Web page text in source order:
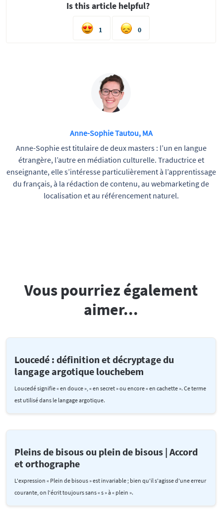
Is this article helpful?
1 0
Anne-Sophie Tautou, MA
Anne-Sophie est titulaire de deux masters : l’un en langue
étrangère, l’autre en médiation culturelle. Traductrice et
enseignante, elle s’intéresse particulièrement à l’apprentissage
du français, à la rédaction de contenu, au webmarketing de
localisation et au référencement naturel.
Vous pourriez également
aimer...
Loucedé : définition et décryptage du
langage argotique louchebem
Loucedé signifie « en douce », « en secret » ou encore « en cachette ». Ce terme
est utilisé dans le langage argotique.
Pleins de bisous ou plein de bisous | Accord
et orthographe
L'expression « Plein de bisous » est invariable ; bien qu'il s'agisse d'une erreur
courante, on l'écrit toujours sans « s » à « plein ».